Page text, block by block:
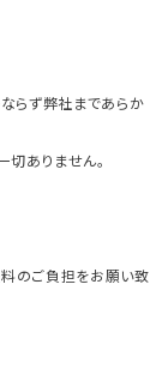
らず弊社まであらか
ありません。
のご負担をお願い致